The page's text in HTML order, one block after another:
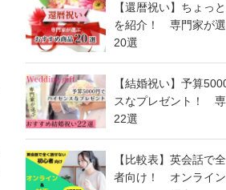
【還暦祝い】ちょっ
を紹介！ 専門家が
20選
【結婚祝い】予算
スなプレゼント！
22選
【比較表】英会話で
者向け！ オンライン